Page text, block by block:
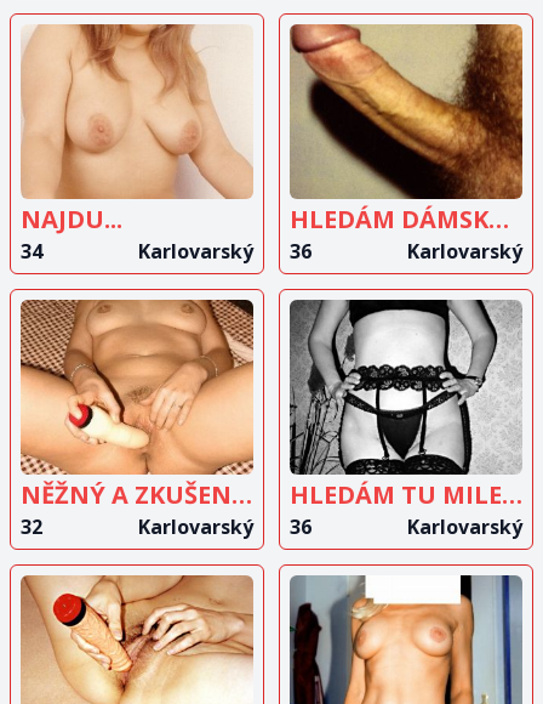
ZOBRAZIT
INZERÁT
NAJDU...
34 Karlovarský
ZOBRAZIT
INZERÁT
HLEDÁM DÁMSKOU SPOLEČNOST
36 Karlovarský
ZOBRAZIT
INZERÁT
NĚŽNÝ A ZKUŠENÝ MUŽ?
32 Karlovarský
ZOBRAZIT
INZERÁT
HLEDÁM TU MILENCE
36 Karlovarský
ZOBRAZIT
INZERÁT
ZOBRAZIT
INZERÁT